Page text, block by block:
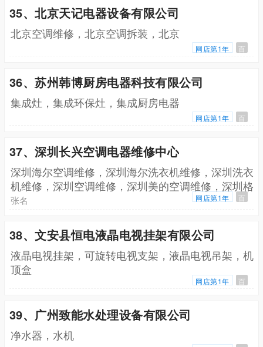
35、北京天记电器设备有限公司
北京空调维修，北京空调拆装，北京
网店第1年 百
36、苏州韩博厨房电器科技有限公司
集成灶，集成环保灶，集成厨房电器
网店第1年 百
37、深圳长兴空调电器维修中心
深圳海尔空调维修，深圳海尔洗衣机维修，深圳洗衣
机维修，深圳空调维修，深圳美的空调维修，深圳格
力空调维修
张名 网店第1年 百
38、文安县恒电液晶电视挂架有限公司
液晶电视挂架，可旋转电视支架，液晶电视吊架，机
顶盒
网店第1年 百
39、广州致能水处理设备有限公司
净水器，水机